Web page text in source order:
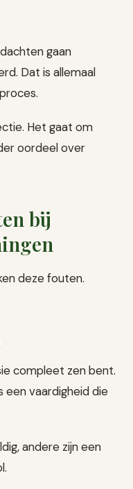
gaan
Dat is allemaal
Het gaat om
oordeel over
bij
deze fouten.
compleet zen bent.
een vaardigheid die
andere zijn een